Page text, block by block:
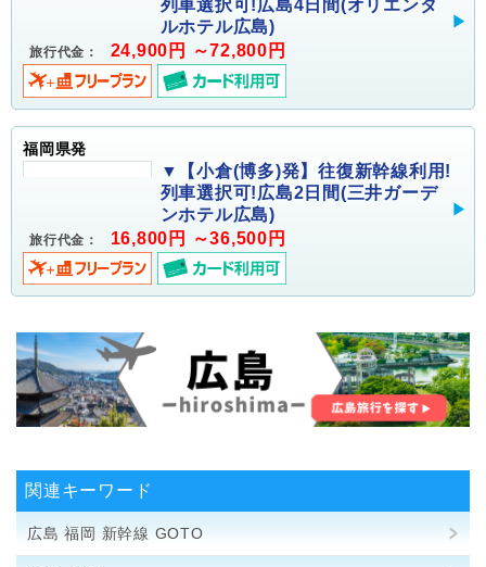
列車選択可!広島4日間(オリエンタ
ルホテル広島)
旅行代金： 24,900円 ～72,800円
福岡県発
▼【小倉(博多)発】往復新幹線利用!
列車選択可!広島2日間(三井ガーデ
ンホテル広島)
旅行代金： 16,800円 ～36,500円
関連キーワード
広島 福岡 新幹線 GOTO